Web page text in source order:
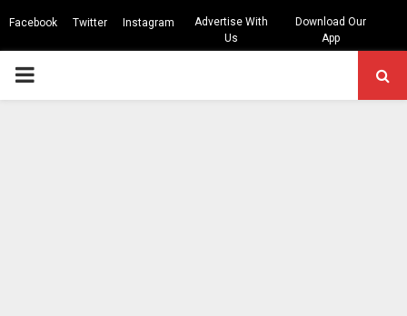
Facebook Twitter Instagram
Advertise With
Us
Download Our
App
PRIMARY